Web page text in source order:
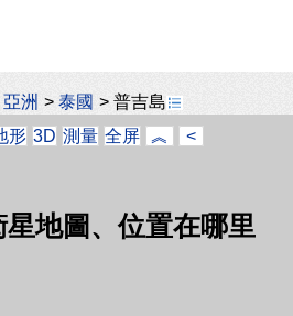
亞洲 >泰國 >普吉島
形 3D 測量 全屏 ︽ <
地圖、位置在哪里